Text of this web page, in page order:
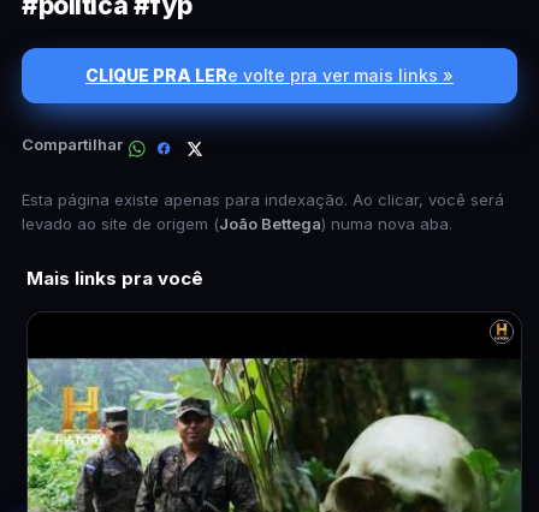
CLIQUE PRA LERe volte pra ver mais links »
Compartilhar
Esta página existe apenas para indexação. Ao clicar, você será
levado ao site de origem (João Bettega) numa nova aba.
Mais links pra você